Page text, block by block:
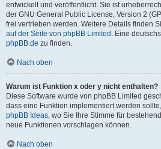
entwickelt und veröffentlicht. Sie ist
der GNU General Public License, Version 2
frei vertrieben werden. Weitere Details finden
auf der Seite von phpBB Limited . Eine
phpBB.de zu finden.
Nach oben
Warum ist Funktion x oder y nicht enthalten?
Diese Software wurde von phpBB Limited
dass eine Funktion implementiert werden
phpBB Ideas, wo Sie Ihre Stimme für
neue Funktionen vorschlagen können.
Nach oben